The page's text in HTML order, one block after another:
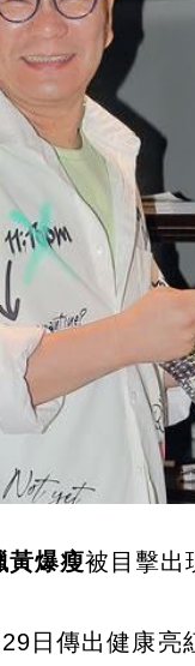
黃爆瘦被目擊出
日傳出健康